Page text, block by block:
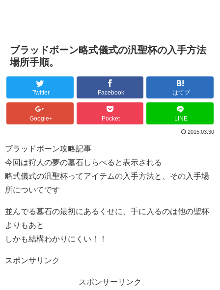
ブラッドボーン略式儀式の汎聖杯の入手方法
場所手順。
Twitter Facebook はてブ
Google+ Pocket LINE
2015.03.30
ブラッドボーン攻略記事
今回は狩人の夢の墓石しらべると表示される
略式儀式の汎聖杯ってアイテムの入手方法と、その入手場
所についてです
並んでる墓石の最初にあるくせに、手に入るのは他の聖杯
よりもあと
しかも結構わかりにくい！！
スポンサリンク
スポンサーリンク